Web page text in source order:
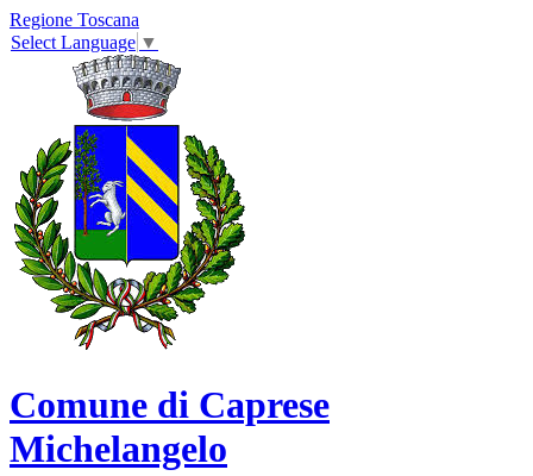
Regione Toscana
Select Language ▼
Comune di Caprese
Michelangelo